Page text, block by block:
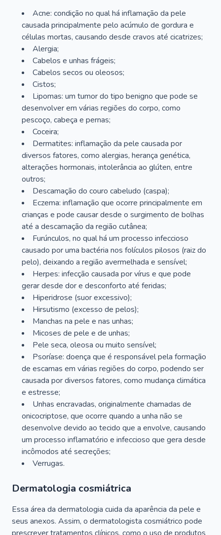
Acne: condição no qual há inflamação da pele
causada principalmente pelo acúmulo de gordura e
células mortas, causando desde cravos até cicatrizes;
Alergia;
Cabelos e unhas frágeis;
Cabelos secos ou oleosos;
Cistos;
Lipomas: um tumor do tipo benigno que pode se
desenvolver em várias regiões do corpo, como
pescoço, cabeça e pernas;
Coceira;
Dermatites: inflamação da pele causada por
diversos fatores, como alergias, herança genética,
alterações hormonais, intolerância ao glúten, entre
outros;
Descamação do couro cabeludo (caspa);
Eczema: inflamação que ocorre principalmente em
crianças e pode causar desde o surgimento de bolhas
até a descamação da região cutânea;
Furúnculos, no qual há um processo infeccioso
causado por uma bactéria nos folículos pilosos (raiz do
pelo), deixando a região avermelhada e sensível;
Herpes: infecção causada por vírus e que pode
gerar desde dor e desconforto até feridas;
Hiperidrose (suor excessivo);
Hirsutismo (excesso de pelos);
Manchas na pele e nas unhas;
Micoses de pele e de unhas;
Pele seca, oleosa ou muito sensível;
Psoríase: doença que é responsável pela formação
de escamas em várias regiões do corpo, podendo ser
causada por diversos fatores, como mudança climática
e estresse;
Unhas encravadas, originalmente chamadas de
onicocriptose, que ocorre quando a unha não se
desenvolve devido ao tecido que a envolve, causando
um processo inflamatório e infeccioso que gera desde
incômodos até secreções;
Verrugas.
Dermatologia cosmiátrica
Essa área da dermatologia cuida da aparência da pele e
seus anexos. Assim, o dermatologista cosmiátrico pode